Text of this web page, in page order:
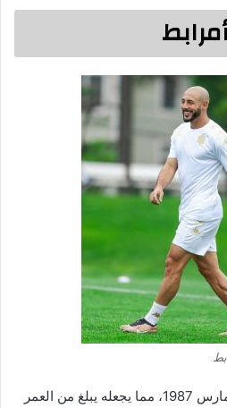
وُلد نور الدين أمرابط في 31 مارس 1987، مما يجعله يبلغ من العمر